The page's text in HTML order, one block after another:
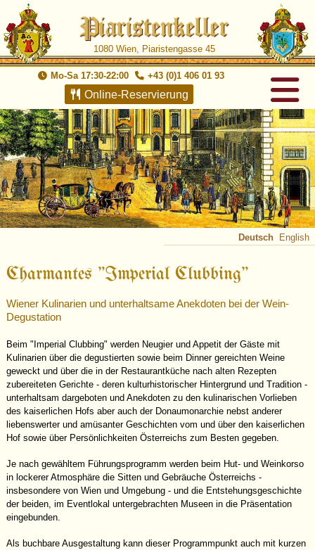
1080 Wien, Piaristengasse 45
Mo-Sa 17:30-22:00 +43 (0)1 406 01 93
Online-Reservierung
Deutsch English
Charmantes "Imperial Clubbing"
Wiener Kulinarien und unterhaltsame Anekdoten bei der Wein-
Degustation
Beim "Imperial Clubbing" werden Neugier und Appetit der Gäste mit
Kulinarien über die degustierten sowie beim Dinner gereichten Weine
geweckt und über die in der Restaurantküche nach alten Rezepten
zubereiteten Gerichte - deren kulturhistorischer Hintergrund und Tradition -
unterhaltsam dargeboten und Anekdoten zu den kulinarischen Vorlieben
des kaiserlichen Hofs aber auch der Donaumonarchie nebst anderer
liebenswerter und amüsanter Geschichten vom und über den kaiserlichen
Hof sowie über Persönlichkeiten Österreichs zum Besten gegeben.
Je nach gewähltem Führungsprogramm werden beim Hut- und Weinkorso
in lockerer Atmosphäre die Sitten und Gebräuche Österreichs -
insbesondere von Wien und Umgebung - und die Entstehungsgeschichte
der beiden, im Eventlokal untergebrachten Museen in die Präsentation
eingebunden.
Als buchbare Ausgestaltung kann dieser Programmpunkt auch mit kurzen